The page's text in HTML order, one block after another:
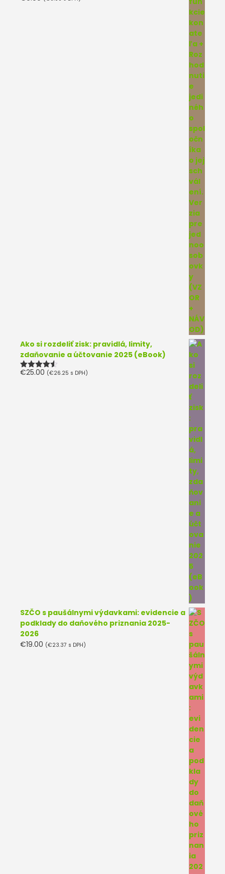
Ako si rozdeliť zisk: pravidlá, limity,
zdaňovanie a účtovanie 2025 (eBook)
Hodnotenie
€25.00 (€26.25 s DPH)
SZČO s paušálnymi výdavkami: evidencie a
podklady do daňového priznania 2025-
2026
€19.00 (€23.37 s DPH)